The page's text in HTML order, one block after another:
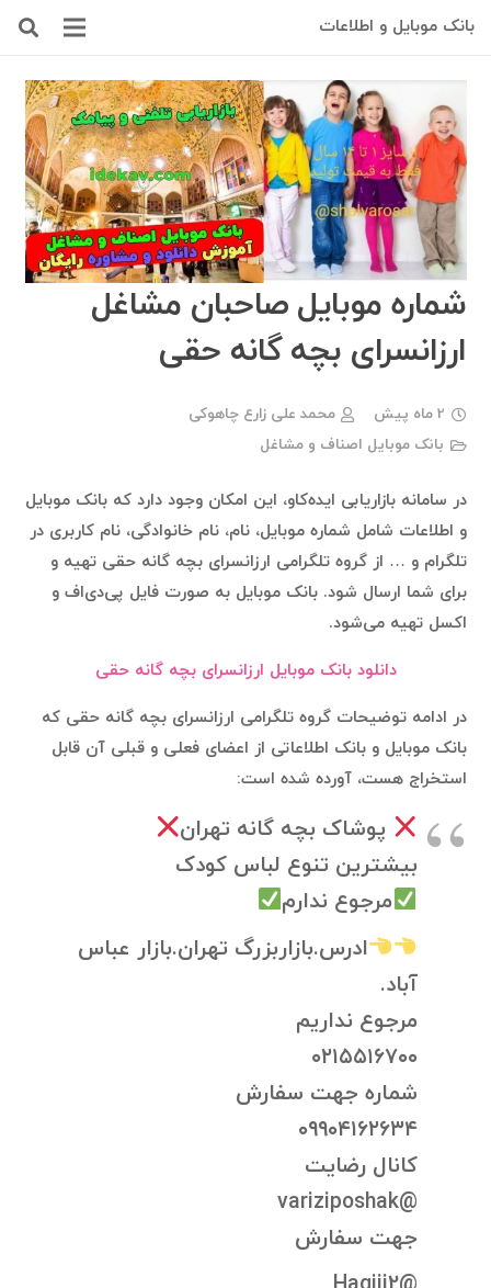
بانک موبایل و اطلاعات
شماره موبایل صاحبان مشاغل
ارزانسرای بچه گانه حقی
2 ماه پیش
محمد علی زارع چاهوکی
بانک موبایل اصناف و مشاغل
در سامانه بازاریابی ایده‌کاو، این امکان وجود دارد که بانک موبایل
و اطلاعات شامل شماره موبایل، نام، نام خانوادگی، نام کاربری در
تلگرام و … از گروه تلگرامی ارزانسرای بچه گانه حقی تهیه و
برای شما ارسال شود. بانک موبایل به صورت فایل پی‌دی‌اف و
اکسل تهیه می‌شود.
دانلود بانک موبایل ارزانسرای بچه گانه حقی
در ادامه توضیحات گروه تلگرامی ارزانسرای بچه گانه حقی که
بانک موبایل و بانک اطلاعاتی از اعضای فعلی و قبلی آن قابل
استخراج هست، آورده شده است:
پوشاک بچه گانه تهران
بیشترین تنوع لباس کودک
مرجوع ندارم
ادرس.بازاربزرگ تهران.بازار عباس
آباد.
مرجوع نداریم
۰۲۱۵۵۱۶۷۰۰
شماره جهت سفارش
۰۹۹۰۴۱۶۲۶۳۴
کانال رضایت
@variziposhak
جهت سفارش